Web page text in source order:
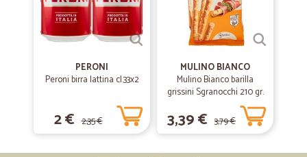
PERONI
Peroni birra lattina cl.33x2
2 € 2,35 €
MULINO BIANCO
Mulino Bianco barilla
grissini Sgranocchi 210 gr.
3,39 € 3,79 €